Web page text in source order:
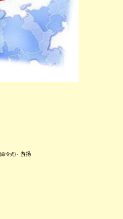
(命令式) - 游扬